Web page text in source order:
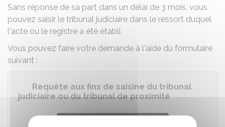
Sans réponse de sa part dans un délai de 3 mois, vous
pouvez saisir le tribunal judiciaire dans le ressort duquel
l'acte ou le registre a été établi.
Vous pouvez faire votre demande à l'aide du formulaire
suivant :
Requête aux fins de saisine du tribunal
judiciaire ou du tribunal de proximité